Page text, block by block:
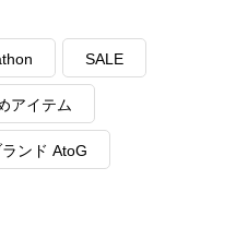
SALE
アイテム
ンド AtoG